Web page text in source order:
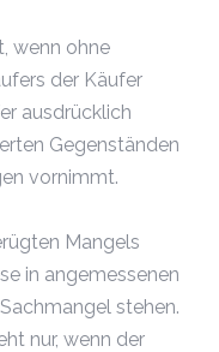
wenn ohne
der Käufer
ausdrücklich
Gegenständen
vornimmt.
Mangels
in angemessenen
stehen.
nur, wenn der